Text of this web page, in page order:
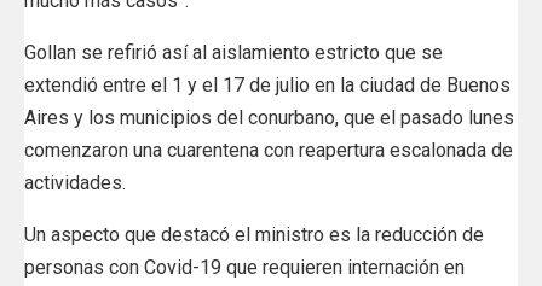
Gollan se refirió así al aislamiento estricto que se
extendió entre el 1 y el 17 de julio en la ciudad de Buenos
Aires y los municipios del conurbano, que el pasado lunes
comenzaron una cuarentena con reapertura escalonada de
actividades.
Un aspecto que destacó el ministro es la reducción de
personas con Covid-19 que requieren internación en